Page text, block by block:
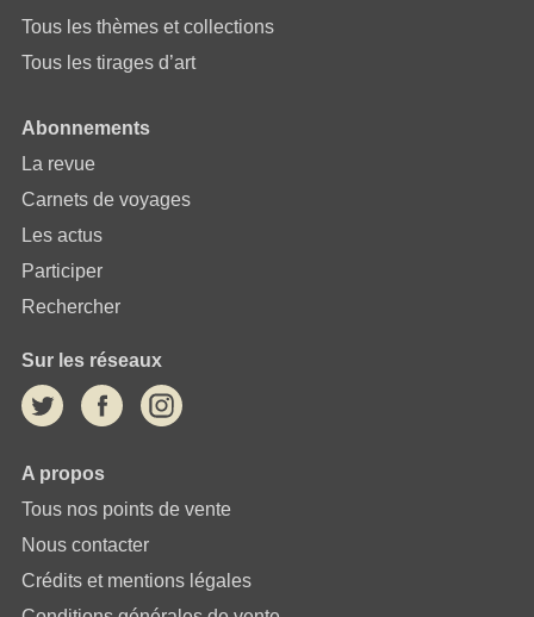
Tous les thèmes et collections
Tous les tirages d’art
Abonnements
La revue
Carnets de voyages
Les actus
Participer
Rechercher
Sur les réseaux
A propos
Tous nos points de vente
Nous contacter
Crédits et mentions légales